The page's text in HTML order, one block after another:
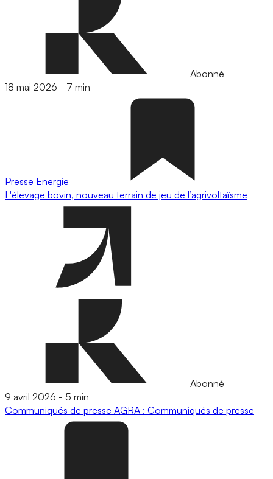
Abonné
18 mai 2026 - 7 min
Presse Energie
L'élevage bovin, nouveau terrain de jeu de l’agrivoltaïsme
Abonné
9 avril 2026 - 5 min
Communiqués de presse AGRA : Communiqués de presse